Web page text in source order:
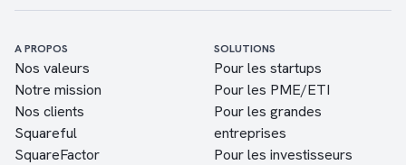
A PROPOS
Nos valeurs
Notre mission
Nos clients
Squareful
SquareFactor
SOLUTIONS
Pour les startups
Pour les PME/ETI
Pour les grandes
entreprises
Pour les investisseurs